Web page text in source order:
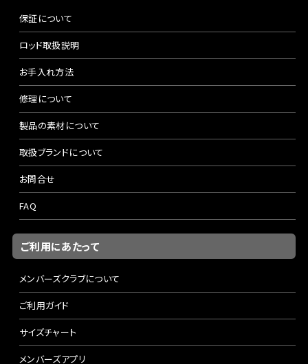
保証について
ロッド取扱説明
お手入れ方法
修理について
製品の素材について
取扱ブランドについて
お問合せ
FAQ
ご利用にあたって
メンバーズクラブについて
ご利用ガイド
サイズチャート
メンバーズアプリ